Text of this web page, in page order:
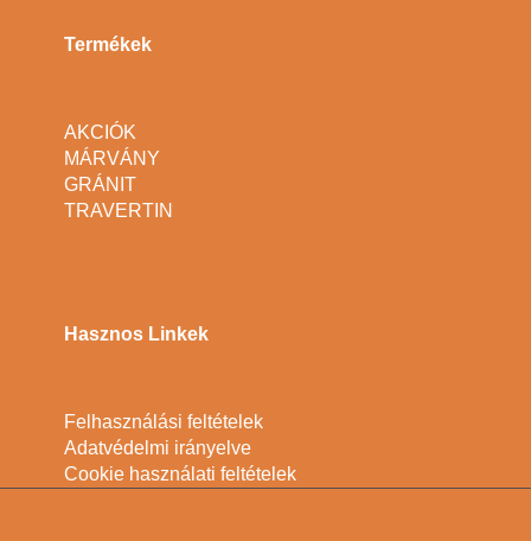
Termékek
AKCIÓK
MÁRVÁNY
GRÁNIT
TRAVERTIN
Hasznos Linkek
Felhasználási feltételek
Adatvédelmi irányelve
Cookie használati feltételek